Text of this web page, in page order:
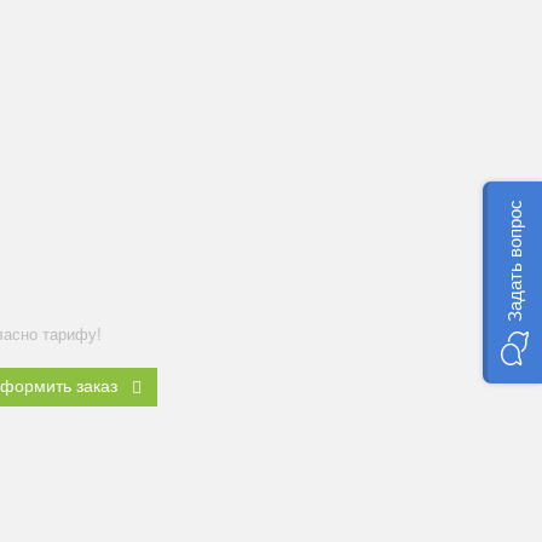
тарифу!
заказ
Задать вопрос